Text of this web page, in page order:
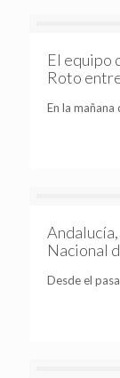
El equipo
Roto
En la
Nacional
Desde el